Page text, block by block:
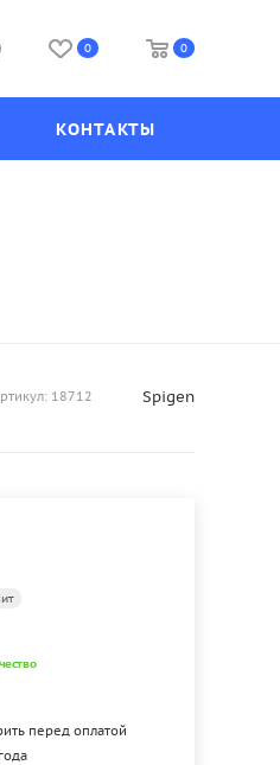
0 0
КОНТАКТЫ
18712 Spigen
перед оплатой